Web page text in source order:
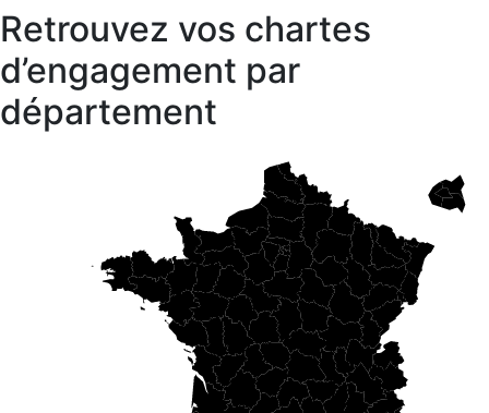
Retrouvez vos chartes
d’engagement par
département